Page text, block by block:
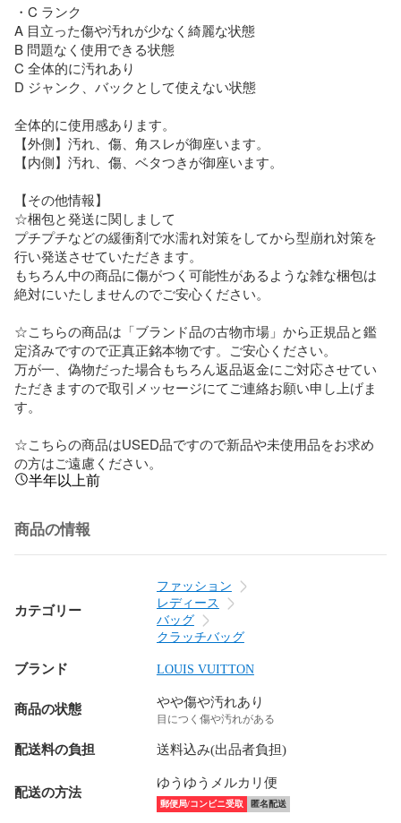
・C ランク
A 目立った傷や汚れが少なく綺麗な状態
B 問題なく使用できる状態
C 全体的に汚れあり
D ジャンク、バックとして使えない状態
全体的に使用感あります。
【外側】汚れ、傷、角スレが御座います。
【内側】汚れ、傷、ベタつきが御座います。
【その他情報】
☆梱包と発送に関しまして
プチプチなどの緩衝剤で水濡れ対策をしてから型崩れ対策を
行い発送させていただきます。
もちろん中の商品に傷がつく可能性があるような雑な梱包は
絶対にいたしませんのでご安心ください。
☆こちらの商品は「ブランド品の古物市場」から正規品と鑑
定済みですので正真正銘本物です。ご安心ください。
万が一、偽物だった場合もちろん返品返金にご対応させてい
ただきますので取引メッセージにてご連絡お願い申し上げま
す。
☆こちらの商品はUSED品ですので新品や未使用品をお求め
の方はご遠慮ください。
半年以上前
商品の情報
カテゴリー
ファッション
レディース
バッグ
クラッチバッグ
ブランド LOUIS VUITTON
商品の状態 やや傷や汚れあり
目につく傷や汚れがある
配送料の負担 送料込み(出品者負担)
配送の方法
ゆうゆうメルカリ便
郵便局/コンビニ受取 匿名配送